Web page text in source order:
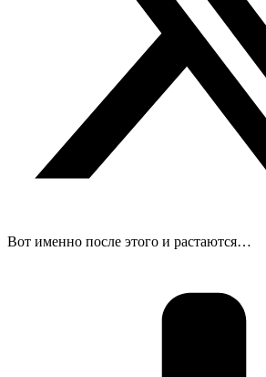
Вот именно после этого и растаются…